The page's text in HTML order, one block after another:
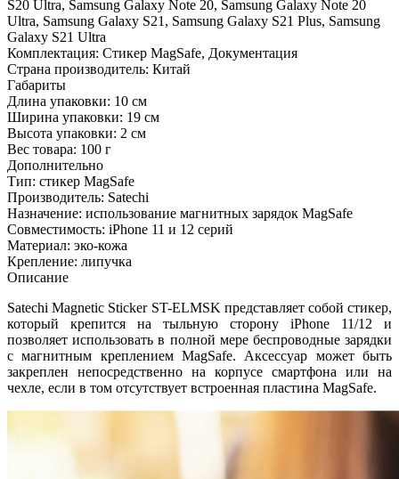
S20 Ultra, Samsung Galaxy Note 20, Samsung Galaxy Note 20
Ultra, Samsung Galaxy S21, Samsung Galaxy S21 Plus, Samsung
Galaxy S21 Ultra
Комплектация: Стикер MagSafe, Документация
Страна производитель: Китай
Габариты
Длина упаковки: 10 см
Ширина упаковки: 19 см
Высота упаковки: 2 см
Вес товара: 100 г
Дополнительно
Тип: стикер MagSafe
Производитель: Satechi
Назначение: использование магнитных зарядок MagSafe
Совместимость: iPhone 11 и 12 серий
Материал: эко-кожа
Крепление: липучка
Описание
Satechi Magnetic Sticker ST-ELMSK представляет собой стикер,
который крепится на тыльную сторону iPhone 11/12 и
позволяет использовать в полной мере беспроводные зарядки
с магнитным креплением MagSafe. Аксессуар может быть
закреплен непосредственно на корпусе смартфона или на
чехле, если в том отсутствует встроенная пластина MagSafe.